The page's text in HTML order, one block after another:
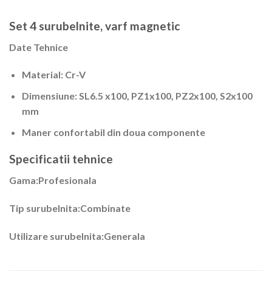
Set 4 surubelnite, varf magnetic
Date Tehnice
Material: Cr-V
Dimensiune: SL6.5 x100, PZ1x100, PZ2x100, S2x100
mm
Maner confortabil din doua componente
Specificatii tehnice
Gama:Profesionala
Tip surubelnita:Combinate
Utilizare surubelnita:Generala